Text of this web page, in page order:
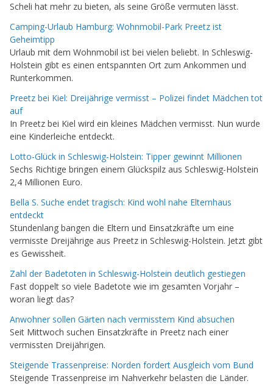
Scheli hat mehr zu bieten, als seine Größe vermuten lässt.
Camping-Urlaub Hamburg: Wohnmobil-Park Preetz ist
Geheimtipp
Urlaub mit dem Wohnmobil ist bei vielen beliebt. In Schleswig-
Holstein gibt es einen entspannten Ort zum Ankommen und
Runterkommen.
Preetz bei Kiel: Dreijährige vermisst – Polizei findet Mädchen tot
auf
In Preetz bei Kiel wird ein kleines Mädchen vermisst. Nun wurde
eine Kinderleiche entdeckt.
Lotto-Glück in Schleswig-Holstein: Tipper gewinnt Millionen
Sechs Richtige bringen einem Glückspilz aus Schleswig-Holstein
2,4 Millionen Euro.
Bella S. Suche endet tragisch: Kind wohl nahe Elternhaus
entdeckt
Stundenlang bangen die Eltern und Einsatzkräfte um eine
vermisste Dreijährige aus Preetz in Schleswig-Holstein. Jetzt gibt
es Gewissheit.
Zahl der Badetoten in Schleswig-Holstein deutlich gestiegen
Fast doppelt so viele Badetote wie im gesamten Vorjahr –
woran liegt das?
Anwohner sollen Gärten nach vermisstem Kind absuchen
Seit Mittwoch suchen Einsatzkräfte in Preetz nach einer
vermissten Dreijährigen.
Steigende Trassenpreise: Norden fordert Ausgleich vom Bund
Steigende Trassenpreise im Nahverkehr belasten die Länder.